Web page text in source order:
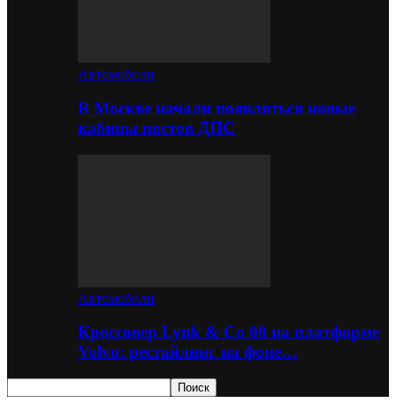
Автомобили
В Москве начали появляться новые
кабины постов ДПС
Автомобили
Кроссовер Lynk & Co 08 на платформе
Volvo: рестайлинг на фоне…